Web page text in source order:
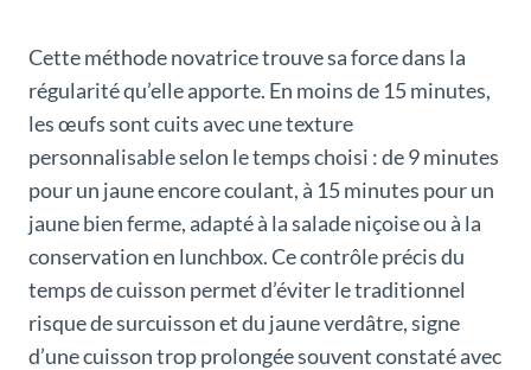
Cette méthode novatrice trouve sa force dans la
régularité qu’elle apporte. En moins de 15 minutes,
les œufs sont cuits avec une texture
personnalisable selon le temps choisi : de 9 minutes
pour un jaune encore coulant, à 15 minutes pour un
jaune bien ferme, adapté à la salade niçoise ou à la
conservation en lunchbox. Ce contrôle précis du
temps de cuisson permet d’éviter le traditionnel
risque de surcuisson et du jaune verdâtre, signe
d’une cuisson trop prolongée souvent constaté avec